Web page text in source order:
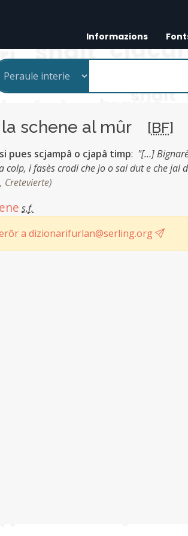
Informazions
schene al mûr [BF]
pues scjampâ o cjapâ timp: "[…]
colp, i fasès crodi che jo o sai dut e che jal
, Cretevierte)
s.f.
a dizionarifurlan@serling.org